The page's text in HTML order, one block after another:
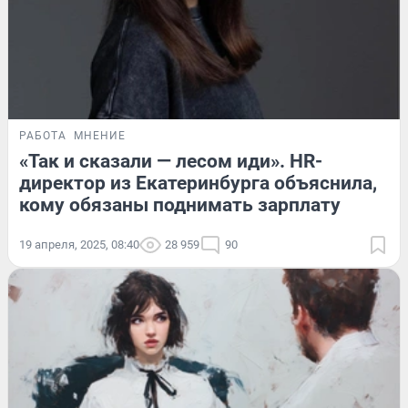
РАБОТА МНЕНИЕ
«Так и сказали — лесом иди». HR-
директор из Екатеринбурга объяснила,
кому обязаны поднимать зарплату
19 апреля, 2025, 08:40 28 959 90